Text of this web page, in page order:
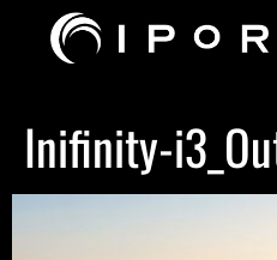
Inifinity-